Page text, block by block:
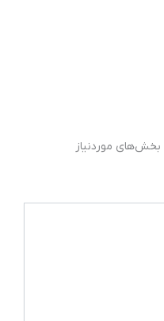
بخش‌های موردنیاز